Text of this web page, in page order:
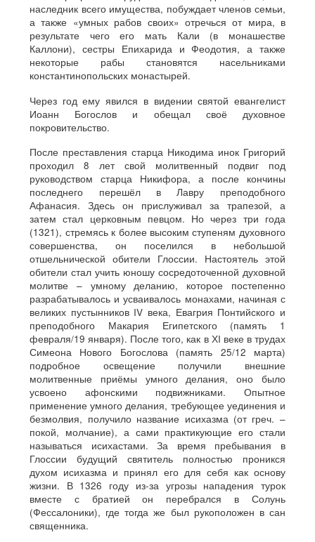
наследник всего имущества, побуждает членов семьи,
а также «умных рабов своих» отречься от мира, в
результате чего его мать Кали (в монашестве
Каллони), сестры Епихарида и Феодотия, а также
некоторые рабы становятся насельниками
константинопольских монастырей.
Через год ему явился в видении святой евангелист
Иоанн Богослов и обещал своё духовное
покровительство.
После преставления старца Никодима инок Григорий
проходил 8 лет свой молитвенный подвиг под
руководством старца Никифора, а после кончины
последнего перешёл в Лавру преподобного
Афанасия. Здесь он прислуживал за трапезой, а
затем стал церковным певцом. Но через три года
(1321), стремясь к более высоким ступеням духовного
совершенства, он поселился в небольшой
отшельнической обители Глоссии. Настоятель этой
обители стал учить юношу сосредоточенной духовной
молитве – умному деланию, которое постепенно
разрабатывалось и усваивалось монахами, начиная с
великих пустынников IV века, Евагрия Понтийского и
преподобного Макария Египетского (память 1
февраля/19 января). После того, как в ХI веке в трудах
Симеона Нового Богослова (память 25/12 марта)
подробное освещение получили внешние
молитвенные приёмы умного делания, оно было
усвоено афонскими подвижниками. Опытное
применение умного делания, требующее уединения и
безмолвия, получило название исихазма (от греч. –
покой, молчание), а сами практикующие его стали
называться исихастами. За время пребывания в
Глоссии будущий святитель полностью проникся
духом исихазма и принял его для себя как основу
жизни. В 1326 году из-за угрозы нападения турок
вместе с братией он перебрался в Солунь
(Фессалоники), где тогда же был рукоположен в сан
священника.